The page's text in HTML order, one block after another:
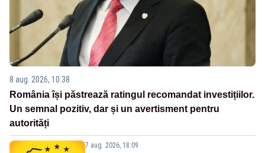
8 aug. 2026, 10:38
România își păstrează ratingul recomandat investițiilor.
Un semnal pozitiv, dar și un avertisment pentru
autorități
7 aug. 2026, 18:09